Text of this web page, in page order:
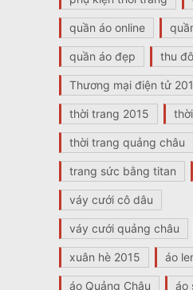
quần áo online
quần áo đẹp thu
Thương mại điện tử
thời trang 2015
thời trang quảng châu
trang sức bằng titan
váy cưới cô dâu
váy cưới quảng châu
xuân hè 2015 áo
áo Quảng Châu áo